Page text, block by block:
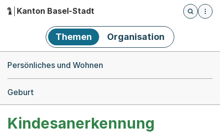
Hauptnavigation
Kanton Basel-Stadt
Öffnet
Themen Organisation
Persönliches und Wohnen
Geburt
Kindesanerkennung